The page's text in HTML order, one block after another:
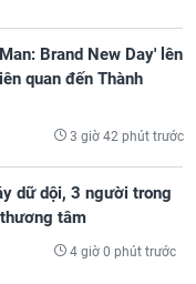
Brand New Day' lên
quan đến Thành
3 giờ 42 phút trước
dữ dội, 3 người trong
tâm
4 giờ 0 phút trước